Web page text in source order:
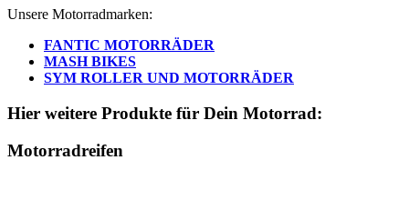
Unsere Motorradmarken:
FANTIC MOTORRÄDER
MASH BIKES
SYM ROLLER UND MOTORRÄDER
Hier weitere Produkte für Dein Motorrad:
Motorradreifen